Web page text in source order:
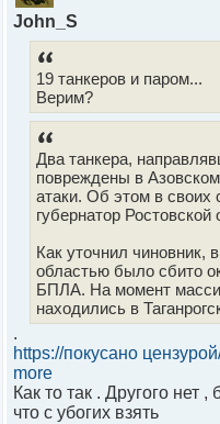
John_S
19 танкеров и паром...
Верим?
Два танкера,
повреждены в
атаки. Об этом в своих
губернатор
Как уточнил чиновник,
областью было сбито
БПЛА. На момент
находились в
.
https://покусано
more
Как то так . Другого нет
что с убогих взять